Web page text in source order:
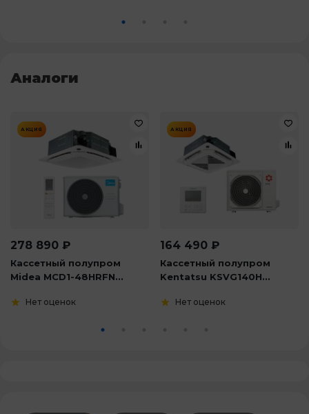
Аналоги
АКЦИЯ
278 890 ₽
Кассетный полупром
Midea MCD1-48HRFN...
Нет оценок
АКЦИЯ
164 490 ₽
Кассетный полупром
Kentatsu KSVG140H...
Нет оценок